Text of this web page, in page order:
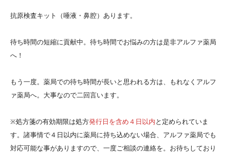
抗原検査キット（唾液・鼻腔）あります。
待ち時間の短縮に貢献中。待ち時間でお悩みの方は是非アルファ薬局
へ！
もう一度。薬局での待ち時間が長いと思われる方は、もれなくアルフ
ァ薬局へ。大事なので二回言います。
※処方箋の有効期限は処方発行日を含め４日以内と定められていま
す。諸事情で４日以内に薬局に持ち込めない場合、アルファ薬局でも
対応可能な事がありますので、一度ご相談の連絡を。お待ちしており